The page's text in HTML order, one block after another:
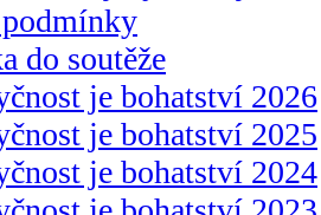
podmínky
do soutěže
je bohatství 2026
je bohatství 2025
je bohatství 2024